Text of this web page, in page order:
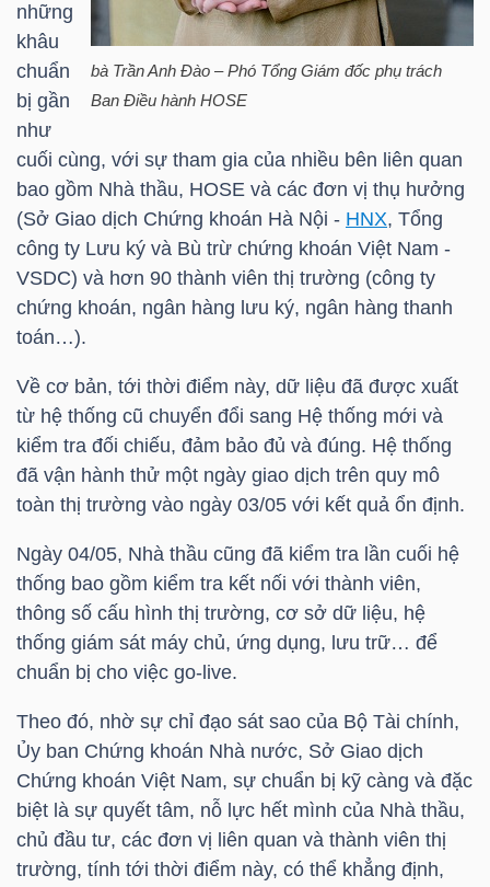
bà Trần Anh Đào – Phó Tổng Giám đốc phụ trách
Ban Điều hành HOSE
những
khâu
chuẩn
bị gần
như
cuối cùng, với sự tham gia của nhiều bên liên quan
bao gồm Nhà thầu, HOSE và các đơn vị thụ hưởng
(Sở Giao dịch Chứng khoán Hà Nội - HNX, Tổng
công ty Lưu ký và Bù trừ chứng khoán Việt Nam -
VSDC) và hơn 90 thành viên thị trường (công ty
chứng khoán, ngân hàng lưu ký, ngân hàng thanh
toán…).
Về cơ bản, tới thời điểm này, dữ liệu đã được xuất
từ hệ thống cũ chuyển đổi sang Hệ thống mới và
kiểm tra đối chiếu, đảm bảo đủ và đúng. Hệ thống
đã vận hành thử một ngày giao dịch trên quy mô
toàn thị trường vào ngày 03/05 với kết quả ổn định.
Ngày 04/05, Nhà thầu cũng đã kiểm tra lần cuối hệ
thống bao gồm kiểm tra kết nối với thành viên,
thông số cấu hình thị trường, cơ sở dữ liệu, hệ
thống giám sát máy chủ, ứng dụng, lưu trữ… để
chuẩn bị cho việc go-live.
Theo đó, nhờ sự chỉ đạo sát sao của Bộ Tài chính,
Ủy ban Chứng khoán Nhà nước, Sở Giao dịch
Chứng khoán Việt Nam, sự chuẩn bị kỹ càng và đặc
biệt là sự quyết tâm, nỗ lực hết mình của Nhà thầu,
chủ đầu tư, các đơn vị liên quan và thành viên thị
trường, tính tới thời điểm này, có thể khẳng định,
PHÂN
TÍCH
VIETSTOCKFINANCE
VĨ
MÔ
NGÀNH
DOANH
NGHIỆP
CỔ
PHIẾU
PHÁI
SINH
TRÁI